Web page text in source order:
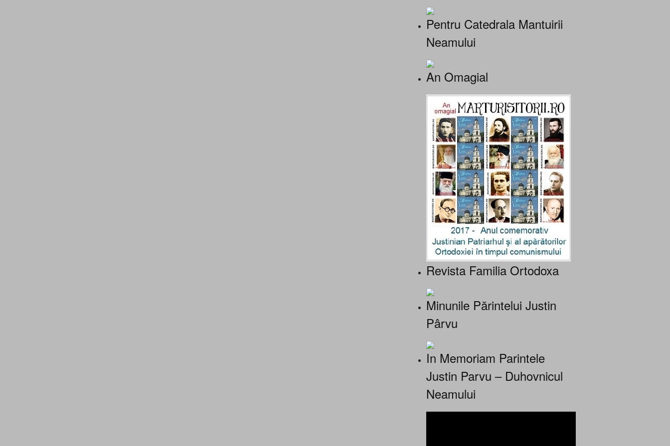
Pentru Catedrala Mantuirii
Neamului
An Omagial
Revista Familia Ortodoxa
Minunile Părintelui Justin
Pârvu
In Memoriam Parintele
Justin Parvu – Duhovnicul
Neamului